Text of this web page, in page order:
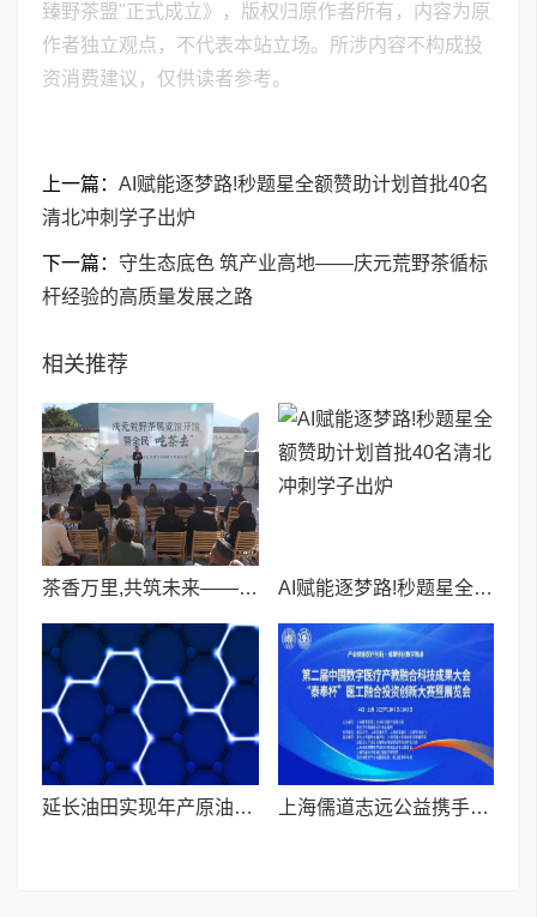
臻野茶盟"正式成立》，版权归原作者所有，内容为原
作者独立观点，不代表本站立场。所涉内容不构成投
资消费建议，仅供读者参考。
上一篇： AI赋能逐梦路!秒题星全额赞助计划首批40名
清北冲刺学子出炉
下一篇： 守生态底色 筑产业高地——庆元荒野茶循标
杆经验的高质量发展之路
相关推荐
茶香万里,共筑未来——庆元荒野茶展示馆昨日开馆,“产业共富 臻野茶盟”正式成立 AI赋能逐梦路!秒题星全额赞助计划首批40名清北冲刺学子出炉
延长油田实现年产原油千万吨“十九连稳” 上海儒道志远公益携手揭牌青少年心理健康管理中心